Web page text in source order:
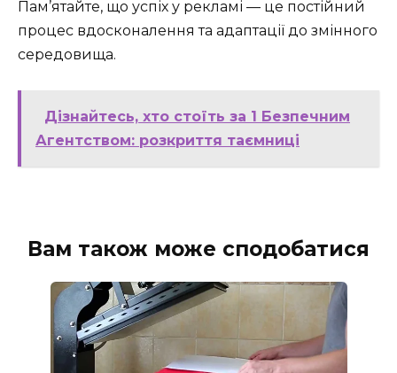
Пам’ятайте, що успіх у рекламі — це постійний
процес вдосконалення та адаптації до змінного
середовища.
Дізнайтесь, хто стоїть за 1 Безпечним
Агентством: розкриття таємниці
Вам також може сподобатися